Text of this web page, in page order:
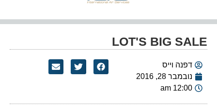
LOT'S BIG SALE
דפנה וייס
נובמבר 28, 2016
12:00 am